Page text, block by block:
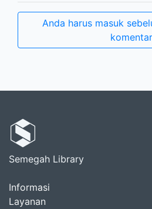
Anda harus masuk
komentar
Semegah Library
Informasi
Layanan